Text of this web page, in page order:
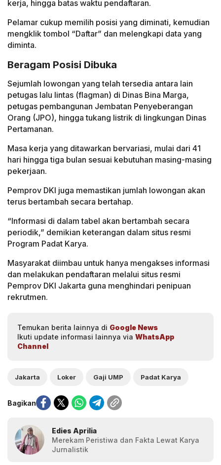
kerja, hingga batas waktu pendaftaran.
Pelamar cukup memilih posisi yang diminati, kemudian
mengklik tombol “Daftar” dan melengkapi data yang
diminta.
Beragam Posisi Dibuka
Sejumlah lowongan yang telah tersedia antara lain
petugas lalu lintas (flagman) di Dinas Bina Marga,
petugas pembangunan Jembatan Penyeberangan
Orang (JPO), hingga tukang listrik di lingkungan Dinas
Pertamanan.
Masa kerja yang ditawarkan bervariasi, mulai dari 41
hari hingga tiga bulan sesuai kebutuhan masing-masing
pekerjaan.
Pemprov DKI juga memastikan jumlah lowongan akan
terus bertambah secara bertahap.
“Informasi di dalam tabel akan bertambah secara
periodik,” demikian keterangan dalam situs resmi
Program Padat Karya.
Masyarakat diimbau untuk hanya mengakses informasi
dan melakukan pendaftaran melalui situs resmi
Pemprov DKI Jakarta guna menghindari penipuan
rekrutmen.
Temukan berita lainnya di Google News
Ikuti update informasi lainnya via WhatsApp
Channel
Jakarta Loker Gaji UMP Padat Karya
Bagikan
Edies Aprilia
Merekam Peristiwa dan Fakta Lewat Karya
Jurnalistik